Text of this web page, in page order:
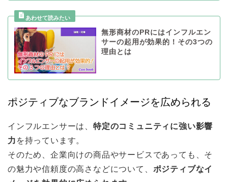
無形商材のPRにはインフルエン
サーの起用が効果的！その3つの
理由とは
ポジティブなブランドイメージを広められる
インフルエンサーは、 特定のコミュニティに強い影響
力 を持っています。
そのため、企業向けの商品やサービスであっても、そ
の魅力や信頼度の高さなどについて、 ポジティブなイ